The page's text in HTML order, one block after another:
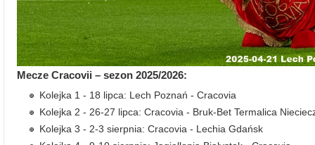
Mecze Cracovii – sezon 2025/2026:
Kolejka 1 - 18 lipca: Lech Poznań - Cracovia
Kolejka 2 - 26-27 lipca: Cracovia - Bruk-Bet Termalica
Kolejka 3 - 2-3 sierpnia: Cracovia - Lechia Gdańsk